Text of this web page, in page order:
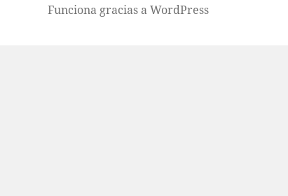
Funciona gracias a WordPress